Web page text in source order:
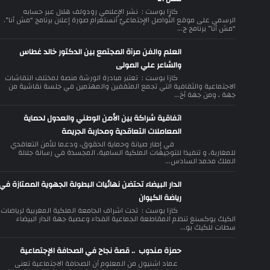
كازا بوست : نشر الإعلامي رودولف هلال عبر حسابه
الرسمي على موقع التّواصل الإجتماعيّ أنستغرام صورة إعلان برنامج “مش أنا”.
“مش أنا” برنامج ج...
العلم والفن مرآة المجتمع بين الدكتور خالد غطاس
والشاعر علي المولى
كازا بوست : تعتبر مبادرة الورشة منصة لمختلف النقاشات
الاجتماعية والثقافية التي تجمع المثقفين والمهتمين في جلسة نقاشية من
جهة ، ومن جهة أخ...
اتفاقية شراكة بين الأمن الوطني والعدول لحماية
المعاملات التعاقدية ومحاربة الجريمة
في إطار صيانة وحماية الحقوق، ودعما للأمن التعاقدي
للمغاربة، و تنفيذا للتوجيهات الملكية السامية، المجسدة في رسالة جلالة
الملك محمد السادس...
الدار البيضاء تحتضن نهائيات البطولة الجهوية الممتازة في
رياضة الكيوان
كازا بوست : تحت اشراف الجامعة الملكية المغربية لرياضات
الكيك بوكسنغ تنظم المقاطعة الجماعية الفداء وعصبة جهة الدار البيضاء
سطات للكيك بو...
حمزة مندوب .. قصة نجاح في الصحافة الإجتماعية
عماد اشنيول من المعلوم أن الصحافة الاجتماعية تعنى